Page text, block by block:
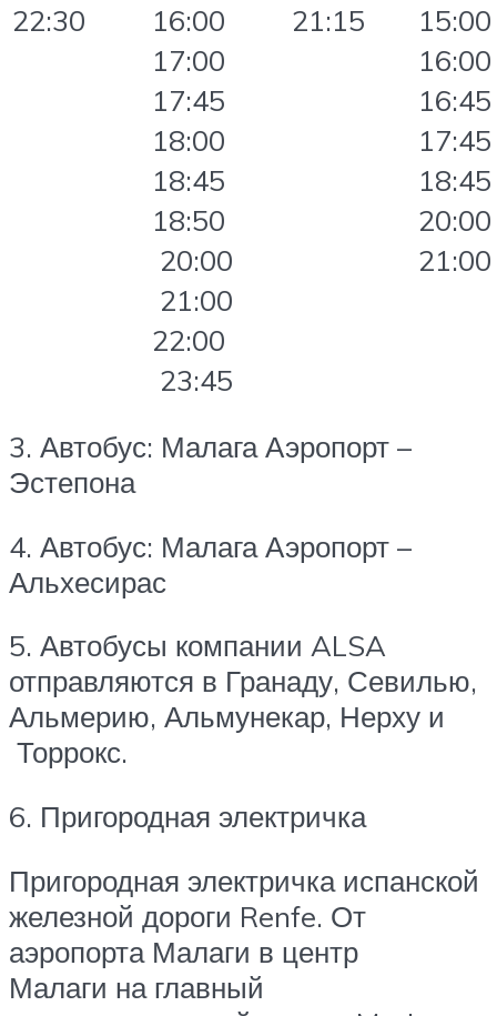
22:30
16:00 21:15
15:00
17:00
16:00
17:45
16:45
18:00
17:45
18:45
18:45
18:50
20:00
20:00
21:00
21:00
22:00
23:45
3. Автобус: Малага Аэропорт –
Эстепона
4. Автобус: Малага Аэропорт –
Альхесирас
5. Автобусы компании ALSA
отправляются в Гранаду, Севилью,
Альмерию, Альмунекар, Нерху и
Торрокс.
6. Пригородная электричка
Пригородная электричка испанской
железной дороги Renfe. От
аэропорта Малаги в центр
Малаги на главный